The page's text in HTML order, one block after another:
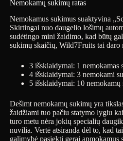
Nemokamų sukimų ratas
Nemokamus sukimus suaktyvina
Skirtingai nuo daugelio lošimų
sudėtingo mini žaidimo, kad būtų
sukimų skaičių, Wild7Fruits tai daro
3 išsklaidymai: 1 nemokamas
4 išsklaidymai: 3 nemokami
5 išsklaidymai: 10 nemokamų
Dešimt nemokamų sukimų yra
žaidžiami tuo pačiu statymo lygiu
turo metu nėra jokių specialių
nuvilia. Vertė atsiranda dėl to, kad
galimybė pasiekti gerai apmokamus